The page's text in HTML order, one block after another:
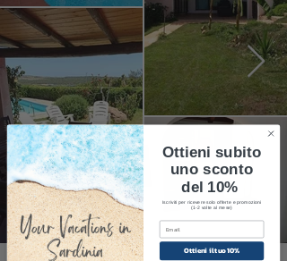
Ottieni subito
uno sconto
del 10%
Iscriviti per ricevere solo offerte e promozioni
(1-2 volte al mese)
Ottieni il tuo 10%